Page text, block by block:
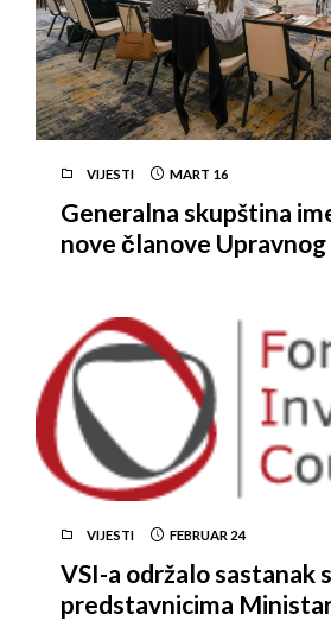
VIJESTI MART 16
Generalna skupština
nove članove
VIJESTI FEBRUAR 24
VSI-a održalo sastanak
predstavnicima